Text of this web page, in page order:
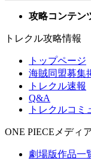
攻略コンテン
トレクル攻略情報
トップページ
海賊同盟募集
トレクル速報
Q&A
トレクルコミ
ONE PIECEメディ
劇場版作品一